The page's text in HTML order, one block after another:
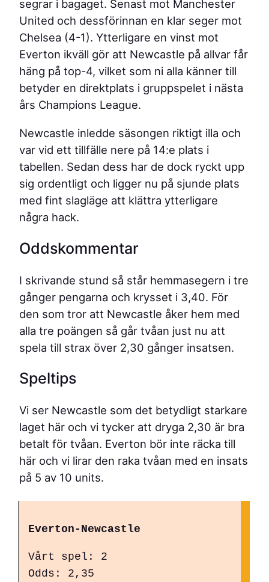
segrar i bagaget. Senast mot Manchester
United och dessförinnan en klar seger mot
Chelsea (4-1). Ytterligare en vinst mot
Everton ikväll gör att Newcastle på allvar får
häng på top-4, vilket som ni alla känner till
betyder en direktplats i gruppspelet i nästa
års Champions League.
Newcastle inledde säsongen riktigt illa och
var vid ett tillfälle nere på 14:e plats i
tabellen. Sedan dess har de dock ryckt upp
sig ordentligt och ligger nu på sjunde plats
med fint slagläge att klättra ytterligare
några hack.
Oddskommentar
I skrivande stund så står hemmasegern i tre
gånger pengarna och krysset i 3,40. För
den som tror att Newcastle åker hem med
alla tre poängen så går tvåan just nu att
spela till strax över 2,30 gånger insatsen.
Speltips
Vi ser Newcastle som det betydligt starkare
laget här och vi tycker att dryga 2,30 är bra
betalt för tvåan. Everton bör inte räcka till
här och vi lirar den raka tvåan med en insats
på 5 av 10 units.
Everton-Newcastle
Vårt spel: 2
Odds: 2,35